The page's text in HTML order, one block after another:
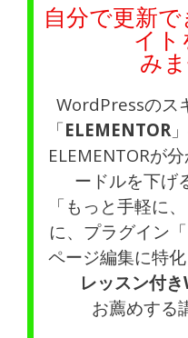
自分で更新
イト
み
WordPressのス
「ELEMENTOR
ELEMENTORが
ードルを下げ
「もっと手軽に
に、プラグイン
ページ編集に特
レッスン付
お薦めする